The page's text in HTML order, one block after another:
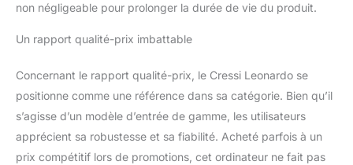
non négligeable pour prolonger la durée de vie du produit.
Un rapport qualité-prix imbattable
Concernant le rapport qualité-prix, le Cressi Leonardo se
positionne comme une référence dans sa catégorie. Bien qu’il
s’agisse d’un modèle d’entrée de gamme, les utilisateurs
apprécient sa robustesse et sa fiabilité. Acheté parfois à un
prix compétitif lors de promotions, cet ordinateur ne fait pas